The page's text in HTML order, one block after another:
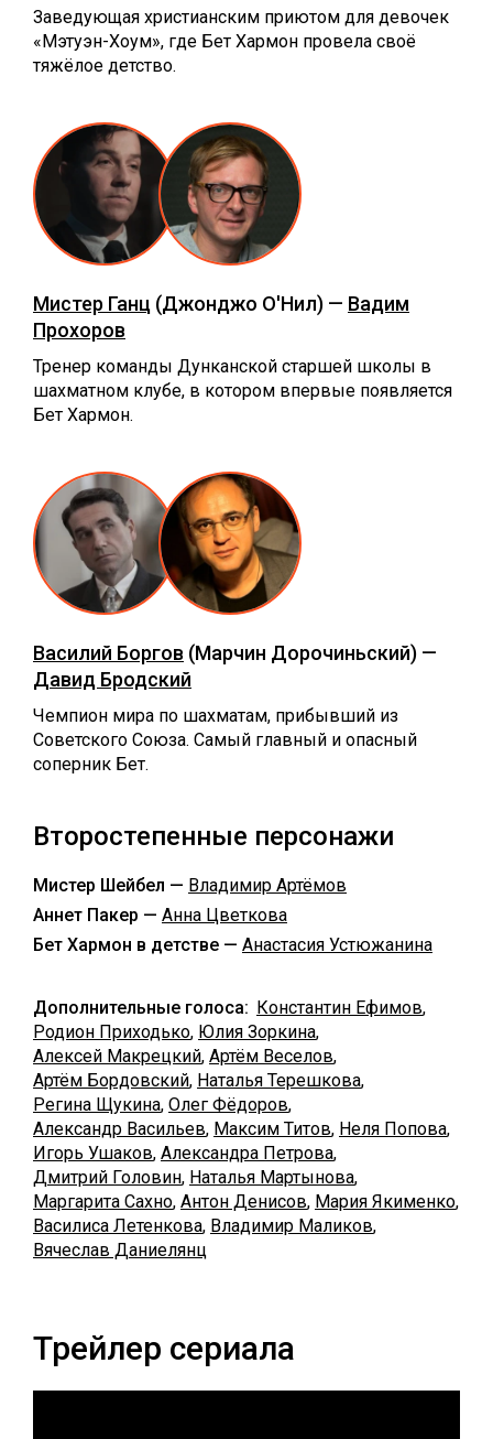
Заведующая христианским приютом для девочек
«Мэтуэн-Хоум», где Бет Хармон провела своё
тяжёлое детство.
Мистер Ганц (Джонджо О'Нил) — Вадим
Прохоров
Тренер команды Дунканской старшей школы в
шахматном клубе, в котором впервые появляется
Бет Хармон.
Василий Боргов (Марчин Дорочиньский) —
Давид Бродский
Чемпион мира по шахматам, прибывший из
Советского Союза. Самый главный и опасный
соперник Бет.
Второстепенные персонажи
Мистер Шейбел — Владимир Артёмов
Аннет Пакер — Анна Цветкова
Бет Хармон в детстве — Анастасия Устюжанина
Дополнительные голоса: Константин Ефимов,
Родион Приходько, Юлия Зоркина,
Алексей Макрецкий, Артём Веселов,
Артём Бордовский, Наталья Терешкова,
Регина Щукина, Олег Фёдоров,
Александр Васильев, Максим Титов, Неля Попова,
Игорь Ушаков, Александра Петрова,
Дмитрий Головин, Наталья Мартынова,
Маргарита Сахно, Антон Денисов, Мария Якименко,
Василиса Летенкова, Владимир Маликов,
Вячеслав Даниелянц
Трейлер сериала